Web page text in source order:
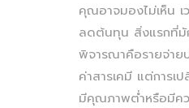
คุณอาจมองไม่เห็น เ
ลดต้นทุน สิ่งแรกที่มั
พิจารณาคือรายจ่าย
ค่าสารเคมี แต่การเ
มีคุณภาพต่ำหรือมีคว